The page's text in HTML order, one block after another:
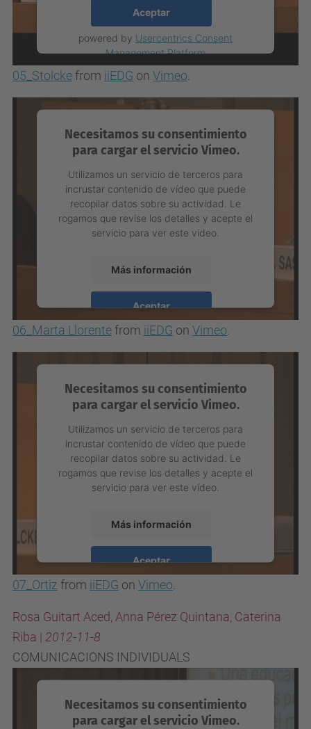
Aceptar
powered by Usercentrics Consent
Management Platform
05_Stolckefrom iiEDG on Vimeo
Necesitamos su consentimiento
para cargar el servicio Vimeo.
Utilizamos un servicio de terceros para
incrustar contenido de vídeo que puede
recopilar datos sobre su actividad. Le
rogamos que revise los detalles y acepte el
servicio para ver este vídeo.
Más información
Aceptar
powered byUsercentrics Consent
06_Marta Llorentefrom iiEDG on Vimeo
Necesitamos su consentimiento
para cargar el servicio Vimeo.
Utilizamos un servicio de terceros para
incrustar contenido de vídeo que puede
recopilar datos sobre su actividad. Le
rogamos que revise los detalles y acepte el
servicio para ver este vídeo.
Más información
Aceptar
powered by Usercentrics Consent
07_Ortiz from iiEDG on Vimeo
Rosa Guitart Aced, Anna Pérez Quintana, Caterina
Riba | 2012-11-8
COMUNICACIONS INDIVIDUALS
Necesitamos su consentimiento
para cargar el servicio Vimeo.